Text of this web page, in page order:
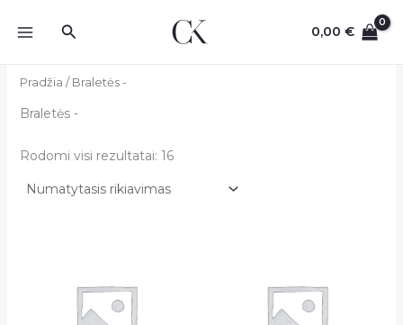
prie
Paieška 0,00€
Pradžia / Braletės -
Braletės -
Rodomi visi rezultatai: 16